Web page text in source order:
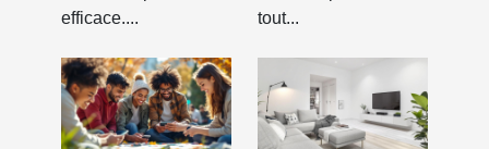
efficace....
tout...